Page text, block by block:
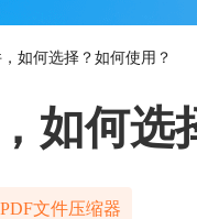
如何选择？如何使用？
如何选
PDF文件压缩器